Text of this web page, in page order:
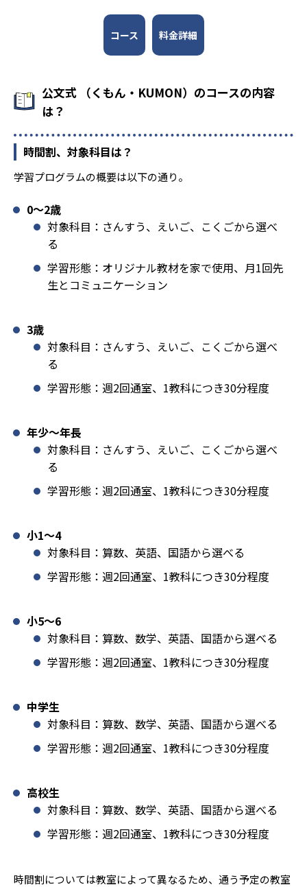
コース 料金詳細
公文式 （くもん・KUMON）のコースの内容
は？
時間割、対象科目は？
学習プログラムの概要は以下の通り。
0〜2歳
対象科目：さんすう、えいご、こくごから選べ
る
学習形態：オリジナル教材を家で使用、月1回先
生とコミュニケーション
3歳
対象科目：さんすう、えいご、こくごから選べ
る
学習形態：週2回通室、1教科につき30分程度
年少〜年長
対象科目：さんすう、えいご、こくごから選べ
る
学習形態：週2回通室、1教科につき30分程度
小1️〜4
対象科目：算数、英語、国語から選べる
学習形態：週2回通室、1教科につき30分程度
小5〜6
対象科目：算数、数学、英語、国語から選べる
学習形態：週2回通室、1教科につき30分程度
中学生
対象科目：算数、数学、英語、国語から選べる
学習形態：週2回通室、1教科につき30分程度
高校生
対象科目：算数、数学、英語、国語から選べる
学習形態：週2回通室、1教科につき30分程度
時間割については教室によって異なるため、通う予定の教室